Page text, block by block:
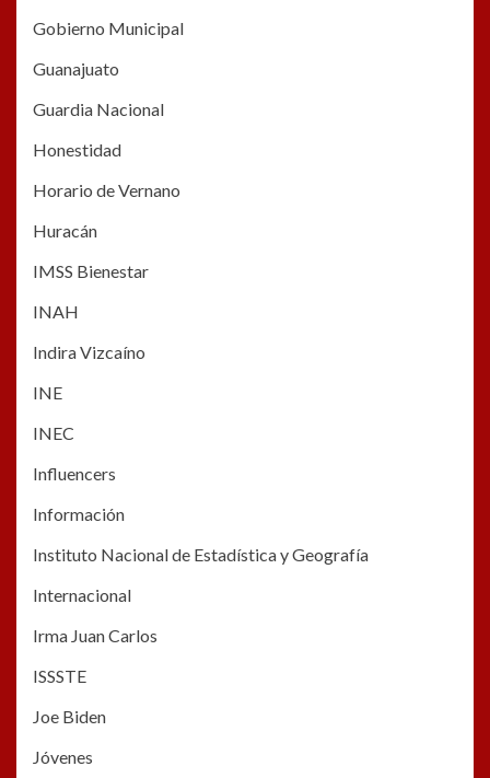
Gobierno Municipal
Guanajuato
Guardia Nacional
Honestidad
Horario de Vernano
Huracán
IMSS Bienestar
INAH
Indira Vizcaíno
INE
INEC
Influencers
Información
Instituto Nacional de Estadística y Geografía
Internacional
Irma Juan Carlos
ISSSTE
Joe Biden
Jóvenes